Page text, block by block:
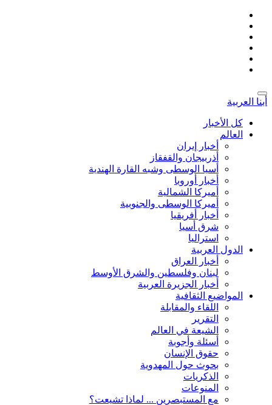
أبنا العربية
کل الأخبار
العالم
أخبار إيران
أذربيجان والقفقاز
أسیا الوسطی وشبه القارة الهندية
أخبار أوروبا
أمیركا الشمالية
أميركا الوسطى والجنوبية
أخبار أفريقيا
شرق أسيا
استراليا
الدول العربیة
أخبار العراق
لبنان وفلسطين والشرق الأوسط
أخبار الجزيرة العربية
المواضيع الثقافية
اللقاء والمقابلة
التقریر
الشیعة في العالم
أسئلة وأجوبة
حقوق الإنسان
بحوث حول المهدوية
الذكريات
المنوعات
مع المستبصرین ... لماذا تشیعت؟